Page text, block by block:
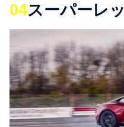
04スーパーレ